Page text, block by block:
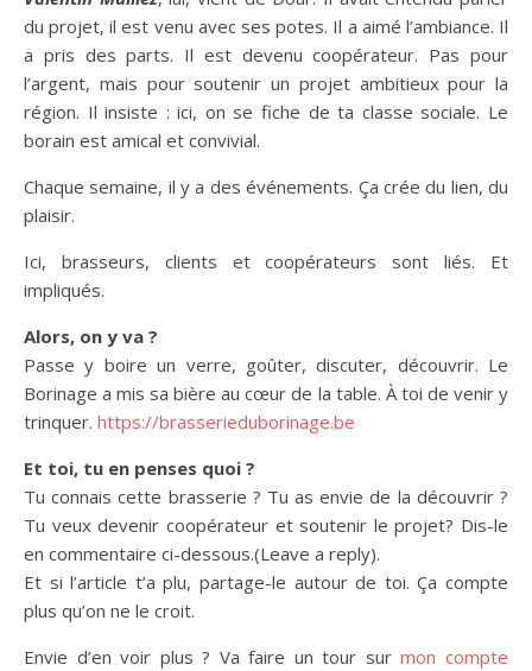
du projet, il est venu avec ses potes. Il a aimé l’ambiance. Il
a pris des parts. Il est devenu coopérateur. Pas pour
l’argent, mais pour soutenir un projet ambitieux pour la
région. Il insiste : ici, on se fiche de ta classe sociale. Le
borain est amical et convivial.
Chaque semaine, il y a des événements. Ça crée du lien, du
plaisir.
Ici, brasseurs, clients et coopérateurs sont liés. Et
impliqués.
Alors, on y va ?
Passe y boire un verre, goûter, discuter, découvrir. Le
Borinage a mis sa bière au cœur de la table. À toi de venir y
trinquer. https://brasserieduborinage.be
Et toi, tu en penses quoi ?
Tu connais cette brasserie ? Tu as envie de la découvrir ?
Tu veux devenir coopérateur et soutenir le projet? Dis-le
en commentaire ci-dessous.(Leave a reply).
Et si l’article t’a plu, partage-le autour de toi. Ça compte
plus qu’on ne le croit.
Envie d’en voir plus ? Va faire un tour surmon compte